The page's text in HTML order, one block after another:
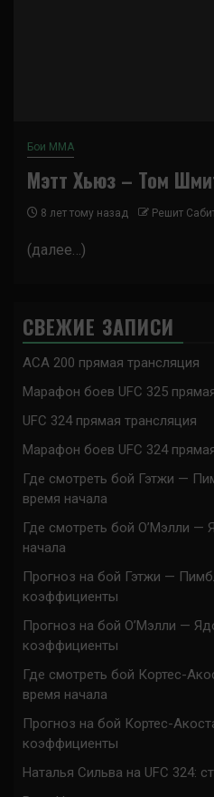
Бои ММА
Мэтт Хьюз – Том
8 лет тому назад Решит
(далее…)
СВЕЖИЕ ЗАПИСИ
ACA 200 прямая трансляция
Марафон боев UFC 325
UFC 324 прямая трансляция
Марафон боев UFC 324
Где смотреть бой Гэтжи —
время начала
Где смотреть бой О’Мэлли —
начала
Прогноз на бой Гэтжи —
коэффициенты
Прогноз на бой О’Мэлли —
коэффициенты
Где смотреть бой Кортес-
время начала
Прогноз на бой Кортес-
коэффициенты
Наталья Сильва на UFC 324: